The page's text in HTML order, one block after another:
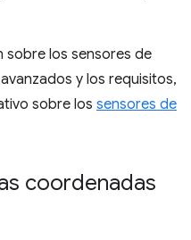
sobre los sensores de
y los requisitos,
sobre los sensores de
coordenadas